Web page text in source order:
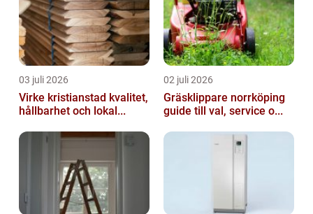
03 juli 2026
Virke kristianstad kvalitet,
hållbarhet och lokal...
02 juli 2026
Gräsklippare norrköping
guide till val, service o...